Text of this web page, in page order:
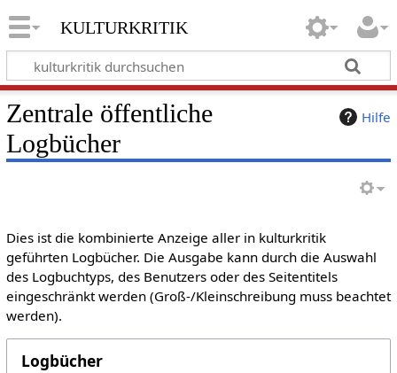
kulturkritik
Hilfe
Zentrale öffentliche
Logbücher
Dies ist die kombinierte Anzeige aller in kulturkritik
geführten Logbücher. Die Ausgabe kann durch die Auswahl
des Logbuchtyps, des Benutzers oder des Seitentitels
eingeschränkt werden (Groß-/Kleinschreibung muss beachtet
werden).
Logbücher